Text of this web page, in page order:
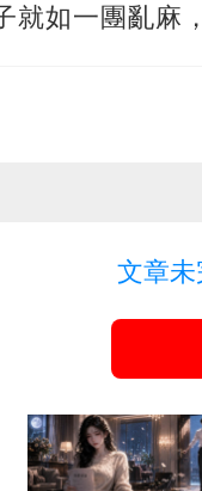
就如一團亂麻
文章